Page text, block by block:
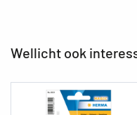
Wellicht ook